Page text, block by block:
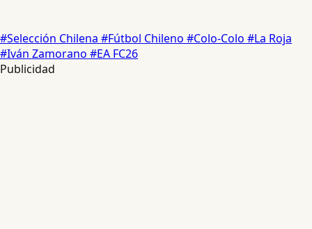
#Selección Chilena #Fútbol Chileno #Colo-Colo #La Roja
#Iván Zamorano #EA FC26
Publicidad